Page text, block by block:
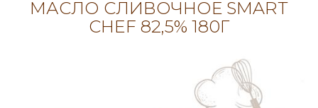
МАСЛО СЛИВОЧНОЕ SMART
CHEF 82,5% 180Г